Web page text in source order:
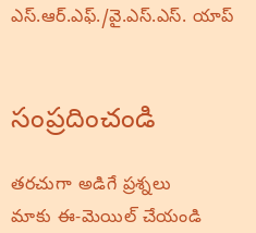
ఎస్.ఆర్.ఎఫ్./వై.ఎస్.ఎస్. యాప్
సంప్రదించండి
తరచుగా అడిగే ప్రశ్నలు
మాకు ఈ-మెయిల్ చేయండి